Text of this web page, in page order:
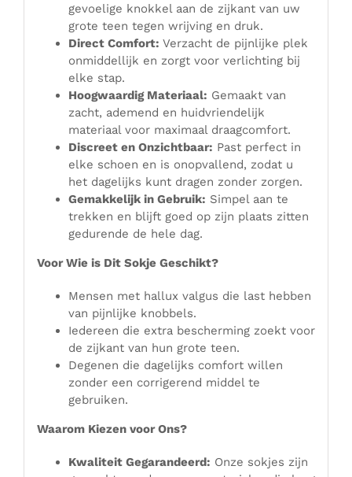
gevoelige knokkel aan de zijkant van uw
grote teen tegen wrijving en druk.
Direct Comfort: Verzacht de pijnlijke plek
onmiddellijk en zorgt voor verlichting bij
elke stap.
Hoogwaardig Materiaal: Gemaakt van
zacht, ademend en huidvriendelijk
materiaal voor maximaal draagcomfort.
Discreet en Onzichtbaar: Past perfect in
elke schoen en is onopvallend, zodat u
het dagelijks kunt dragen zonder zorgen.
Gemakkelijk in Gebruik: Simpel aan te
trekken en blijft goed op zijn plaats zitten
gedurende de hele dag.
Voor Wie is Dit Sokje Geschikt?
Mensen met hallux valgus die last hebben
van pijnlijke knobbels.
Iedereen die extra bescherming zoekt voor
de zijkant van hun grote teen.
Degenen die dagelijks comfort willen
zonder een corrigerend middel te
gebruiken.
Waarom Kiezen voor Ons?
Kwaliteit Gegarandeerd: Onze sokjes zijn